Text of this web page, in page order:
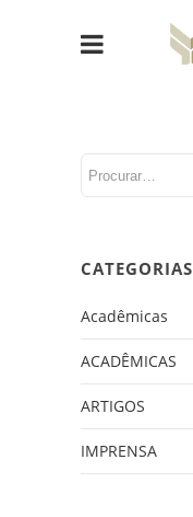
CATEGORIAS
Acadêmicas
ACADÊMICAS
ARTIGOS
IMPRENSA